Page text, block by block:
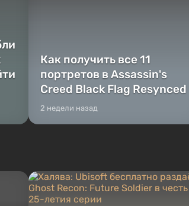
Как получить все 11
портретов в Assassin's
Creed Black Flag Resynced
2 недели назад